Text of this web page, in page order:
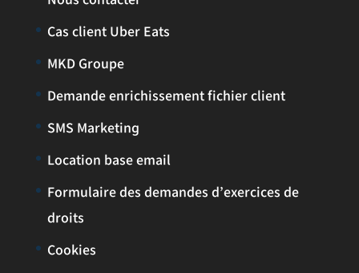
Cas client Uber Eats
MKD Groupe
Demande enrichissement fichier client
SMS Marketing
Location base email
Formulaire des demandes d’exercices de
droits
Cookies